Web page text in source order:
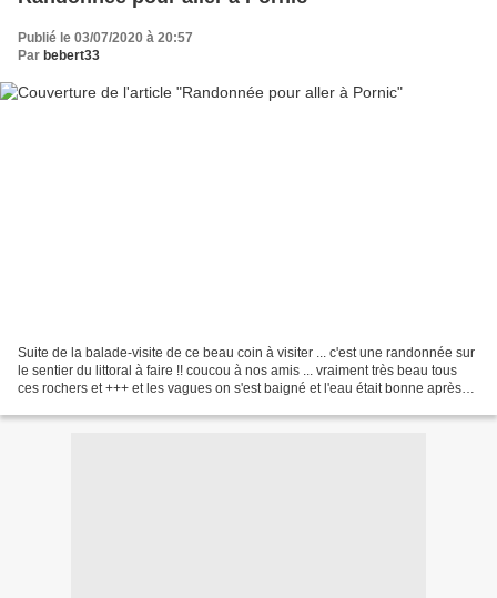
Publié le 03/07/2020 à 20:57
Par bebert33
Suite de la balade-visite de ce beau coin à visiter ... c'est une randonnée sur
le sentier du littoral à faire !! coucou à nos amis ... vraiment très beau tous
ces rochers et +++ et les vagues on s'est baigné et l'eau était bonne après